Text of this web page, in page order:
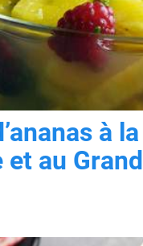
à la
et au Grand